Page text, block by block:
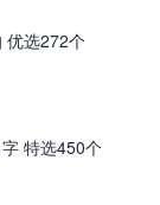
优选272个
特选450个